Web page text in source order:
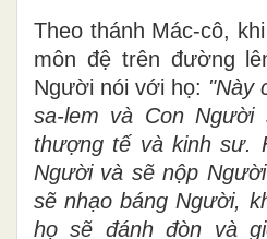
Theo thánh Mác-cô,
môn đệ trên đường
Người nói với họ: "Này
sa-lem và Con
thượng tế và kinh sư.
Người và sẽ nộp
sẽ nhạo báng Người,
họ sẽ đánh đòn và